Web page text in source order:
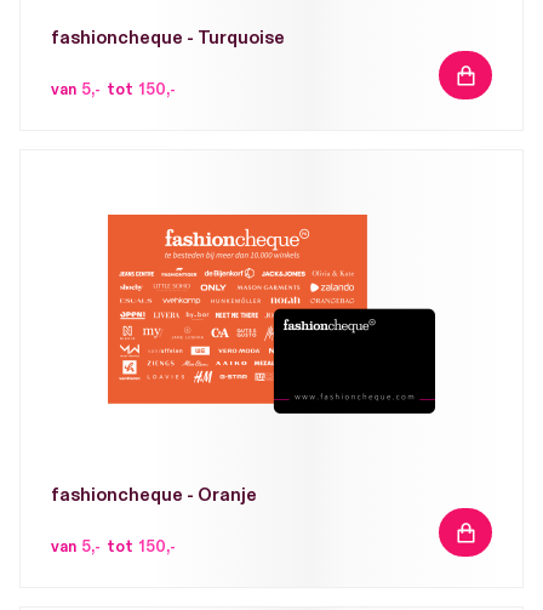
fashioncheque - Turquoise
van 5,- tot 150,-
IN
fashioncheque - Oranje
van 5,- tot 150,-
IN